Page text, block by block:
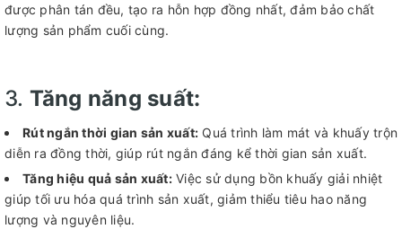
được phân tán đều, tạo ra hỗn hợp đồng nhất, đảm bảo chất
lượng sản phẩm cuối cùng.
3. Tăng năng suất:
Rút ngắn thời gian sản xuất: Quá trình làm mát và khuấy trộn
diễn ra đồng thời, giúp rút ngắn đáng kể thời gian sản xuất.
Tăng hiệu quả sản xuất:Việc sử dụng bồn khuấy giải nhiệt
giúp tối ưu hóa quá trình sản xuất, giảm thiểu tiêu hao năng
lượng và nguyên liệu.